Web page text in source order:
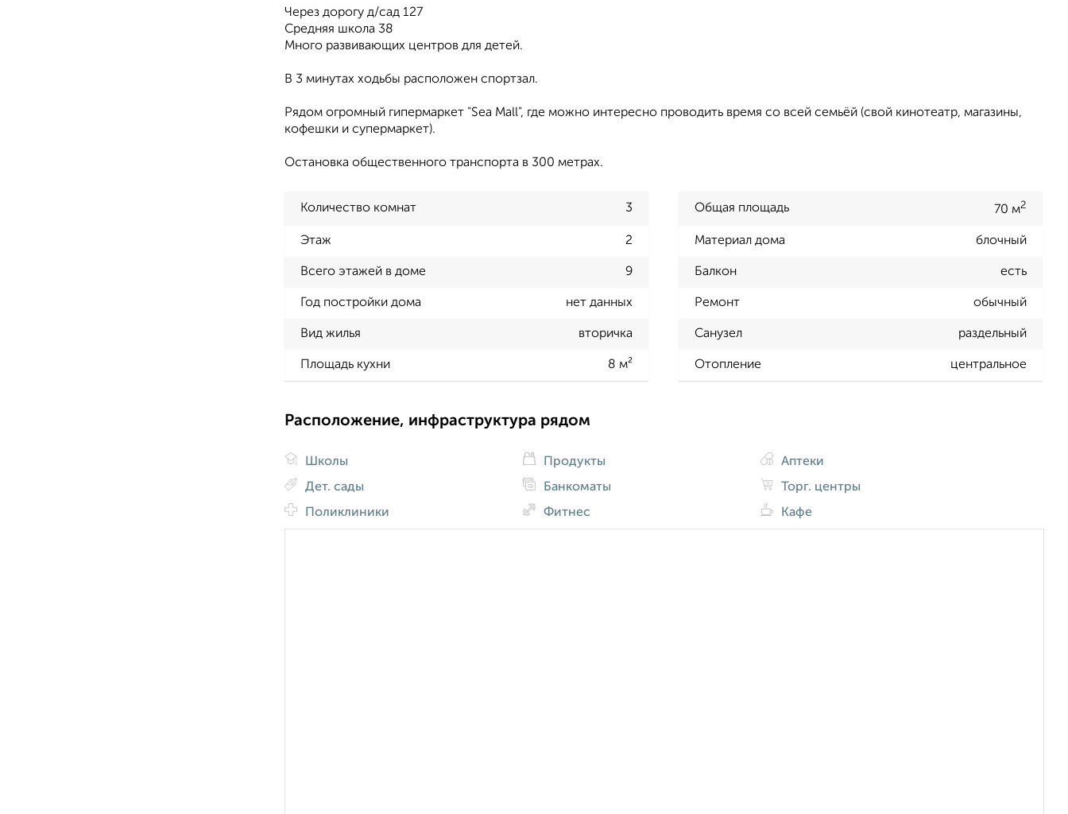
Через дорогу д/сад 127
Средняя школа 38
Много развивающих центров для детей.
В 3 минутах ходьбы расположен спортзал.
Рядом огромный гипермаркет "Sea Mall", где можно интересно проводить время со всей семьёй (свой кинотеатр, магазины,
кофешки и супермаркет).
Остановка общественного транспорта в 300 метрах.
Количество комнат 3 Общая площадь 70 м2
Этаж 2 Материал дома блочный
Всего этажей в доме 9 Балкон есть
Год постройки дома нет данных Ремонт обычный
Вид жилья вторичка Санузел раздельный
Площадь кухни 8 м² Отопление центральное
Расположение, инфраструктура рядом
Школы
Дет. сады
Поликлиники
Продукты
Банкоматы
Фитнес
Аптеки
Торг. центры
Кафе